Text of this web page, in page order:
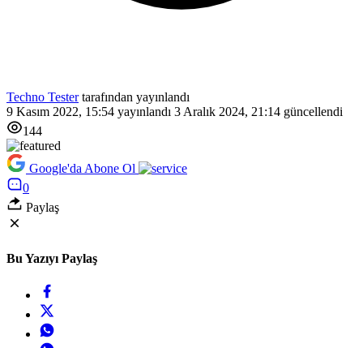
Techno Testertarafından yayınlandı
9 Kasım 2022, 15:54 yayınlandı 3 Aralık 2024, 21:14 güncellendi
144
Google'da Abone Ol
0
Paylaş
Bu Yazıyı Paylaş